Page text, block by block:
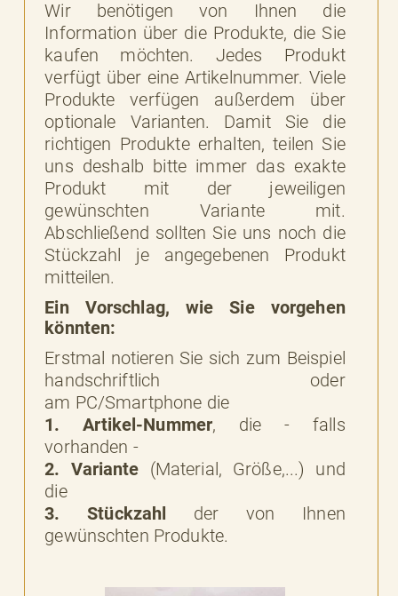
Wir benötigen von Ihnen die
Information über die Produkte, die Sie
kaufen möchten. Jedes Produkt
verfügt über eine Artikelnummer. Viele
Produkte verfügen außerdem über
optionale Varianten. Damit Sie die
richtigen Produkte erhalten, teilen Sie
uns deshalb bitte immer das exakte
Produkt mit der jeweiligen
gewünschten Variante mit.
Abschließend sollten Sie uns noch die
Stückzahl je angegebenen Produkt
mitteilen.
Ein Vorschlag, wie Sie vorgehen
könnten:
Erstmal notieren Sie sich zum Beispiel
handschriftlich oder
am PC/Smartphone die
1. Artikel-Nummer, die - falls
vorhanden -
2. Variante (Material, Größe,...) und
die
3. Stückzahl der von Ihnen
gewünschten Produkte.